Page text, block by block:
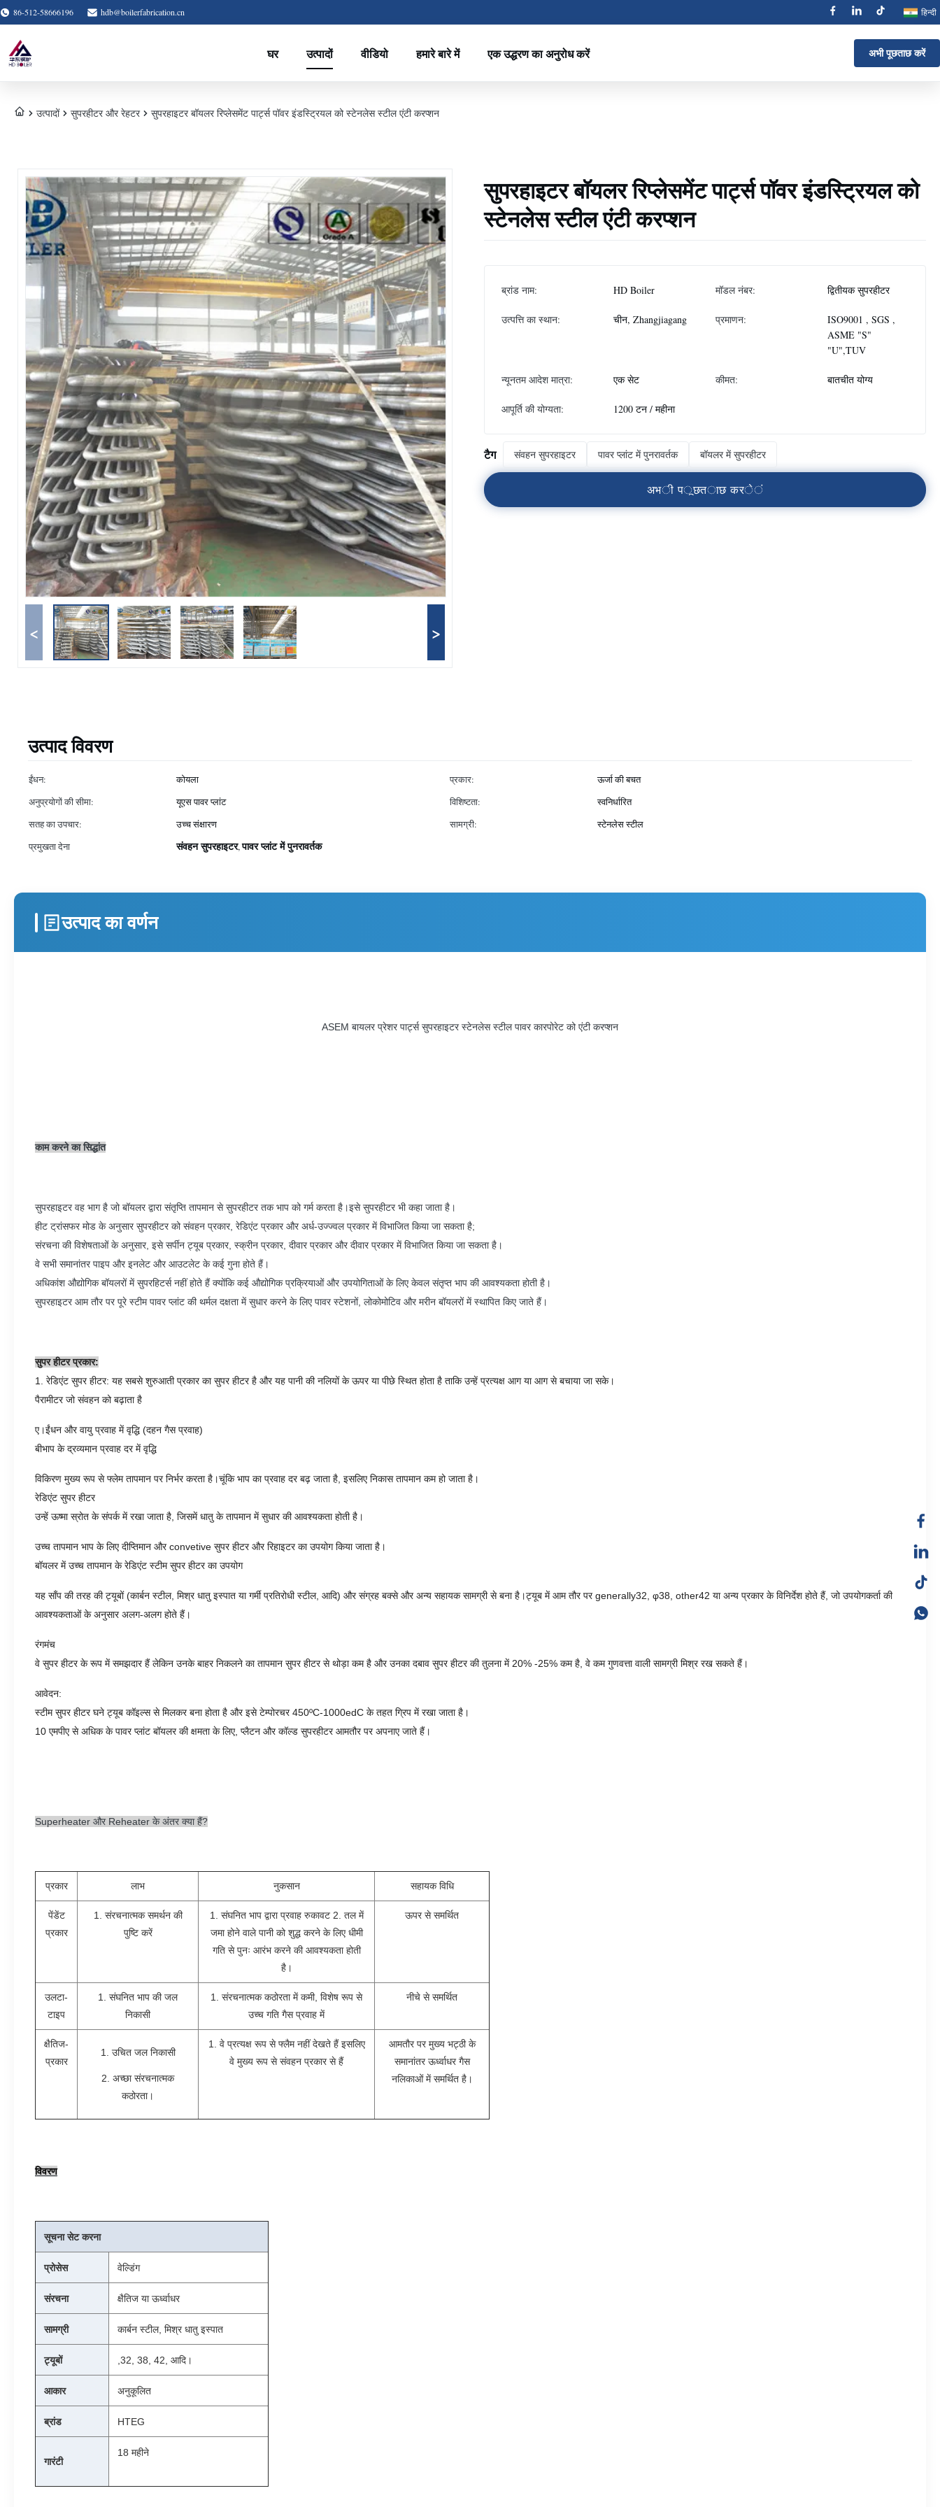
86-512-58666196 hdb@boilerfabrication.cn हिन्दी
घर उत्पादों वीडियो हमारे बारे में एक उद्धरण का अनुरोध करें अभी पूछताछ करें
उत्पादों सुपरहीटर और रेहटर सुपरहाइटर बॉयलर रिप्लेसमेंट पार्ट्स पॉवर इंडस्ट्रियल को स्टेनलेस स्टील एंटी करप्शन
< >
सुपरहाइटर बॉयलर रिप्लेसमेंट पार्ट्स पॉवर इंडस्ट्रियल को
स्टेनलेस स्टील एंटी करप्शन
ब्रांड नाम: HD Boiler मॉडल नंबर: द्वितीयक सुपरहीटर
उत्पत्ति का स्थान: चीन, Zhangjiagang प्रमाणन:
ISO9001 , SGS ,
ASME "S"
"U",TUV
न्यूनतम आदेश मात्रा: एक सेट कीमत: बातचीत योग्य
आपूर्ति की योग्यता: 1200 टन / महीना
टैग संवहन सुपरहाइटर पावर प्लांट में पुनरावर्तक बॉयलर में सुपरहीटर
अभी पूछताछ करें
उत्पाद विवरण
ईंधन: कोयला प्रकार:
ऊर्जा की बचत
अनुप्रयोगों की सीमा:
यूएस पावर प्लांट विशिष्टता:
स्वनिर्धारित
सतह का उपचार:
उच्च संक्षारण सामग्री:
स्टेनलेस स्टील
प्रमुखता देना
संवहन सुपरहाइटर,पावर प्लांट में पुनरावर्तक
उत्पाद का वर्णन
ASEM बायलर प्रेशर पार्ट्स सुपरहाइटर स्टेनलेस स्टील पावर कारपोरेट को एंटी करप्शन
काम करने का सिद्धांत
सुपरहाइटर वह भाग है जो बॉयलर द्वारा संतृप्ति तापमान से सुपरहीटर तक भाप को गर्म करता है।इसे सुपरहीटर भी कहा जाता है।
हीट ट्रांसफर मोड के अनुसार सुपरहीटर को संवहन प्रकार, रेडिएंट प्रकार और अर्ध-उज्ज्वल प्रकार में विभाजित किया जा सकता है;
संरचना की विशेषताओं के अनुसार, इसे सर्पीन ट्यूब प्रकार, स्क्रीन प्रकार, दीवार प्रकार और दीवार प्रकार में विभाजित किया जा सकता है।
वे सभी समानांतर पाइप और इनलेट और आउटलेट के कई गुना होते हैं।
अधिकांश औद्योगिक बॉयलरों में सुपरहिटर्स नहीं होते हैं क्योंकि कई औद्योगिक प्रक्रियाओं और उपयोगिताओं के लिए केवल संतृप्त भाप की आवश्यकता होती है।
सुपरहाइटर आम तौर पर पूरे स्टीम पावर प्लांट की थर्मल दक्षता में सुधार करने के लिए पावर स्टेशनों, लोकोमोटिव और मरीन बॉयलरों में स्थापित किए जाते हैं।
सुपर हीटर प्रकार:
1. रेडिएंट सुपर हीटर: यह सबसे शुरुआती प्रकार का सुपर हीटर है और यह पानी की नलियों के ऊपर या पीछे स्थित होता है ताकि उन्हें प्रत्यक्ष आग या आग से बचाया जा सके।
पैरामीटर जो संवहन को बढ़ाता है
ए।ईंधन और वायु प्रवाह में वृद्धि (दहन गैस प्रवाह)
बीभाप के द्रव्यमान प्रवाह दर में वृद्धि
विकिरण मुख्य रूप से फ्लेम तापमान पर निर्भर करता है।चूंकि भाप का प्रवाह दर बढ़ जाता है, इसलिए निकास तापमान कम हो जाता है।
रेडिएंट सुपर हीटर
उन्हें ऊष्मा स्रोत के संपर्क में रखा जाता है, जिसमें धातु के तापमान में सुधार की आवश्यकता होती है।
उच्च तापमान भाप के लिए दीप्तिमान और convetive सुपर हीटर और रिहाइटर का उपयोग किया जाता है।
बॉयलर में उच्च तापमान के रेडिएंट स्टीम सुपर हीटर का उपयोग
यह साँप की तरह की ट्यूबों (कार्बन स्टील, मिश्र धातु इस्पात या गर्मी प्रतिरोधी स्टील, आदि) और संग्रह बक्से और अन्य सहायक सामग्री से बना है।ट्यूब में आम तौर पर generally32, φ38, other42 या अन्य प्रकार के विनिर्देश होते हैं, जो उपयोगकर्ता की
आवश्यकताओं के अनुसार अलग-अलग होते हैं।
रंगमंच
वे सुपर हीटर के रूप में समझदार हैं लेकिन उनके बाहर निकलने का तापमान सुपर हीटर से थोड़ा कम है और उनका दबाव सुपर हीटर की तुलना में 20% -25% कम है, वे कम गुणवत्ता वाली सामग्री मिश्र रख सकते हैं।
आवेदन:
स्टीम सुपर हीटर घने ट्यूब कॉइल्स से मिलकर बना होता है और इसे टेम्पोरचर 450ºC-1000edC के तहत ग्रिप में रखा जाता है।
10 एमपीए से अधिक के पावर प्लांट बॉयलर की क्षमता के लिए, प्लैटन और कॉल्ड सुपरहीटर आमतौर पर अपनाए जाते हैं।
Superheater और Reheater के अंतर क्या हैं?
प्रकार लाभ नुकसान सहायक विधि
पेंडेंट
प्रकार
1. संरचनात्मक समर्थन की
पुष्टि करें
1. संघनित भाप द्वारा प्रवाह रुकावट 2. तल में
जमा होने वाले पानी को शुद्ध करने के लिए धीमी
गति से पुनः आरंभ करने की आवश्यकता होती
है।
ऊपर से समर्थित
उलटा-
टाइप
1. संघनित भाप की जल
निकासी
1. संरचनात्मक कठोरता में कमी, विशेष रूप से
उच्च गति गैस प्रवाह में
नीचे से समर्थित
क्षैतिज-
प्रकार
1. उचित जल निकासी
2. अच्छा संरचनात्मक
कठोरता।
1. वे प्रत्यक्ष रूप से फ्लैम नहीं देखते हैं इसलिए
वे मुख्य रूप से संवहन प्रकार से हैं
आमतौर पर मुख्य भट्ठी के
समानांतर ऊर्ध्वाधर गैस
नलिकाओं में समर्थित है।
विवरण
सूचना सेट करना
प्रोसेस वेल्डिंग
संरचना क्षैतिज या ऊर्ध्वाधर
सामग्री कार्बन स्टील, मिश्र धातु इस्पात
ट्यूबों ,32, 38, 42, आदि।
आकार अनुकूलित
ब्रांड HTEG
गारंटी
18 महीने